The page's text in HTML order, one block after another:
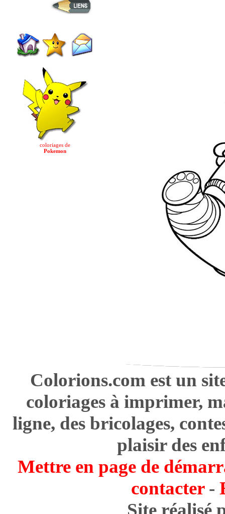
coloriages de
Pokemon
Colorions.com est un
coloriages à imprimer,
ligne, des bricolages,
plaisir des
Mettre en page de
contacter-
Site réalisé